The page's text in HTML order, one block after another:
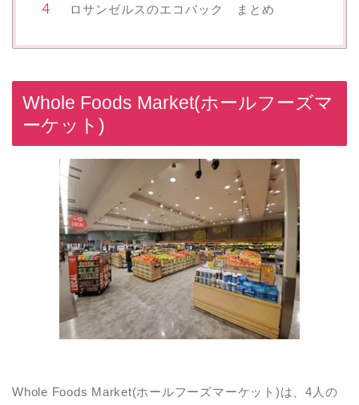
ロサンゼルスのエコバック まとめ
Whole Foods Market(ホールフーズマ
ーケット)
Whole Foods Market(ホールフーズマーケット)は、4人の